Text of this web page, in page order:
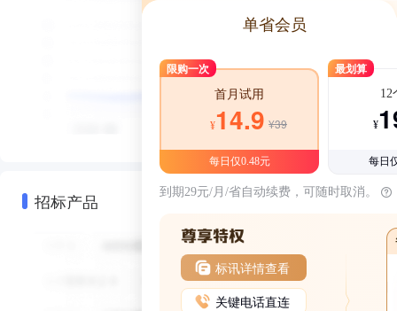
招标产品
单省会员
限购一次
首月试用
¥14.9 ¥39
每日仅0.48元
最划算
12
¥
每日
到期29元/月/省自动续费，可随时取消。
标讯详情查看
关键电话直连